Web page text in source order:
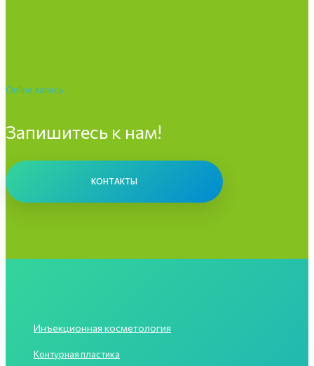
Online запись
Запишитесь к нам!
КОНТАКТЫ
Инъекционная косметология
Контурная пластика